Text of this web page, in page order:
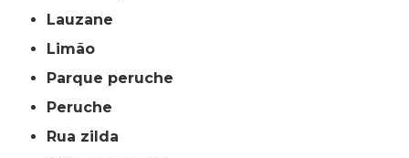
lauzane
limão
parque peruche
peruche
rua zilda